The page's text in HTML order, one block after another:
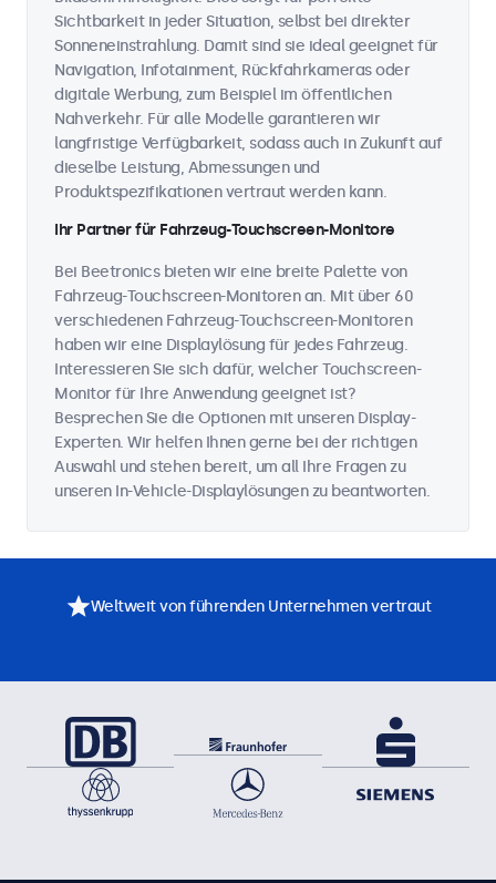
Sichtbarkeit in jeder Situation, selbst bei direkter
Sonneneinstrahlung. Damit sind sie ideal geeignet für
Navigation, Infotainment, Rückfahrkameras oder
digitale Werbung, zum Beispiel im öffentlichen
Nahverkehr. Für alle Modelle garantieren wir
langfristige Verfügbarkeit, sodass auch in Zukunft auf
dieselbe Leistung, Abmessungen und
Produktspezifikationen vertraut werden kann.
Ihr Partner für Fahrzeug-Touchscreen-Monitore
Bei Beetronics bieten wir eine breite Palette von
Fahrzeug-Touchscreen-Monitoren an. Mit über 60
verschiedenen Fahrzeug-Touchscreen-Monitoren
haben wir eine Displaylösung für jedes Fahrzeug.
Interessieren Sie sich dafür, welcher Touchscreen-
Monitor für Ihre Anwendung geeignet ist?
Besprechen Sie die Optionen mit unseren Display-
Experten. Wir helfen Ihnen gerne bei der richtigen
Auswahl und stehen bereit, um all Ihre Fragen zu
unseren In-Vehicle-Displaylösungen zu beantworten.
Weltweit von führenden Unternehmen vertraut